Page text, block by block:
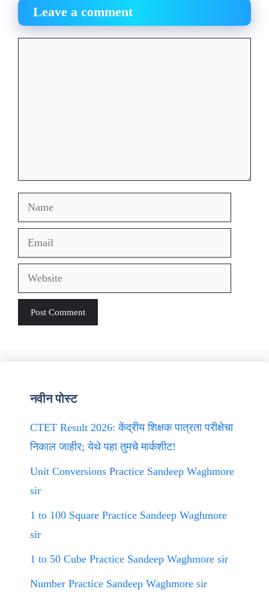
Leave a comment
Name
Email
Website
नवीन पोस्ट
CTET Result 2026: केंद्रीय शिक्षक पात्रता परीक्षेचा
निकाल जाहीर; येथे पहा तुमचे मार्कशीट!
Unit Conversions Practice Sandeep Waghmore
sir
1 to 100 Square Practice Sandeep Waghmore
sir
1 to 50 Cube Practice Sandeep Waghmore sir
Number Practice Sandeep Waghmore sir